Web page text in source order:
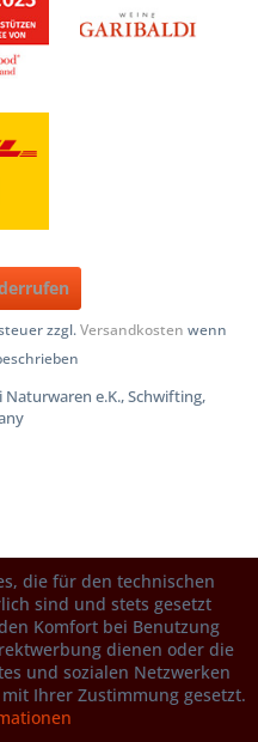
zzgl.Versandkosten wenn
e.K., Schwifting,
die für den technischen
sind und stets gesetzt
Komfort bei Benutzung
dienen oder die
und sozialen Netzwerken
Ihrer Zustimmung gesetzt.